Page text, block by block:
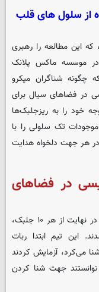
از سلول های قلب
که این مطالعه را رهبری
موسسه ماکس پلانک
چگونه شناگران میکرو
در فضاهای سیال برای
خود را به ریزجلبک‌ها
تک سلولی را با
در هر جهت دلخواه هدایت
در فضاهای
پوشش سلول‌ها تنها چند دقیقه طول کشید و در نهایت از هر ۱۰ جلبک،
این تیم ابتدا ربات
می‌کرد، آزمایش کردند
جهت شنا کردن